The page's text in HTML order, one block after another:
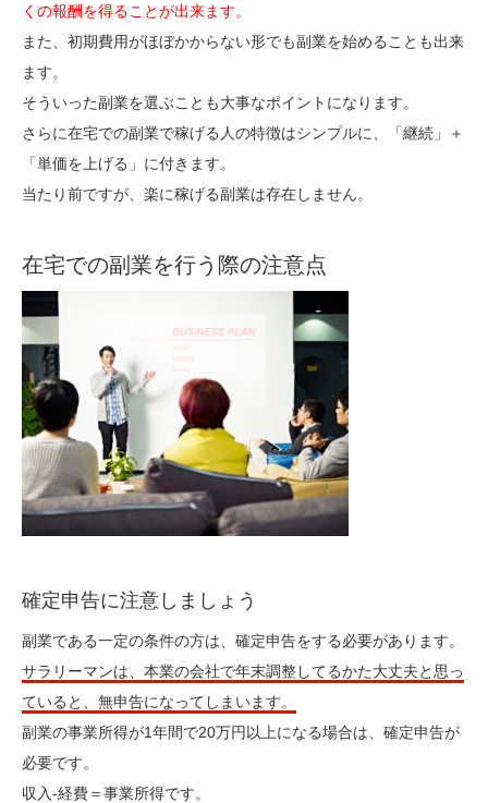
くの報酬を得ることが出来ます。
また、初期費用がほぼかからない形でも副業を始めることも出来
ます。
そういった副業を選ぶことも大事なポイントになります。
さらに在宅での副業で稼げる人の特徴はシンプルに、「継続」＋
「単価を上げる」に付きます。
当たり前ですが、楽に稼げる副業は存在しません。
在宅での副業を行う際の注意点
確定申告に注意しましょう
副業である一定の条件の方は、確定申告をする必要があります。
サラリーマンは、本業の会社で年末調整してるかた大丈夫と思っ
ていると、無申告になってしまいます。
副業の事業所得が1年間で20万円以上になる場合は、確定申告が
必要です。
収入-経費＝事業所得です。